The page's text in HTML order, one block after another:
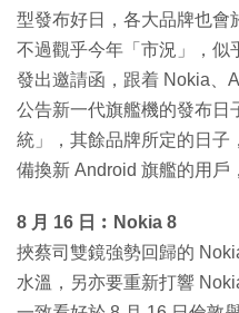
型發布好日，各大品牌也會
不過觀乎今年「市況」，似
發出邀請函，跟着 Nokia、
公告新一代旗艦機的發布日
統」，其餘品牌所定的日子
備換新 Android 旗艦的用戶
8 月 16 日︰Nokia 8
挾蔡司雙鏡強勢回歸的
水溫，另亦要重新打響